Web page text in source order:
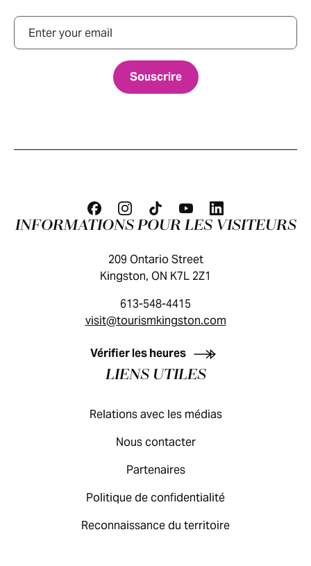
Courriel
GUIDE DES VISITEURS
INFORMATIONS POUR LES VISITEURS
209 Ontario Street
Kingston, ON K7L 2Z1
613-548-4415
visit@tourismkingston.com
Vérifier les heures
LIENS UTILES
Relations avec les médias
Nous contacter
Partenaires
Politique de confidentialité
Reconnaissance du territoire